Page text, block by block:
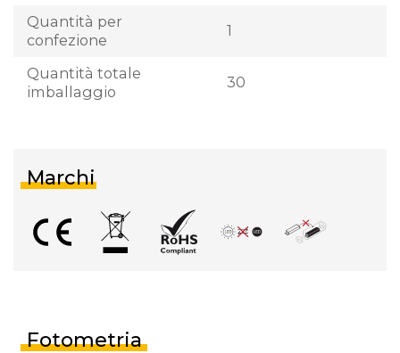
Quantità per
confezione
1
Quantità totale
imballaggio
30
Marchi
Fotometria